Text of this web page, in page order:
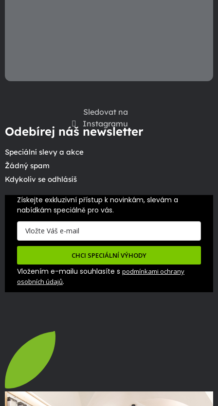
Sledovat na
Instagramu
Odebírej náš newsletter
Speciální slevy a akce
Žádný spam
Kdykoliv se odhlásíš
Získejte exkluzivní přístup k novinkám, slevám a
nabídkám speciálně pro vás.
CHCI SPECIÁLNÍ VÝHODY
Vložením e-mailu souhlasíte s podmínkami ochrany
osobních údajů.